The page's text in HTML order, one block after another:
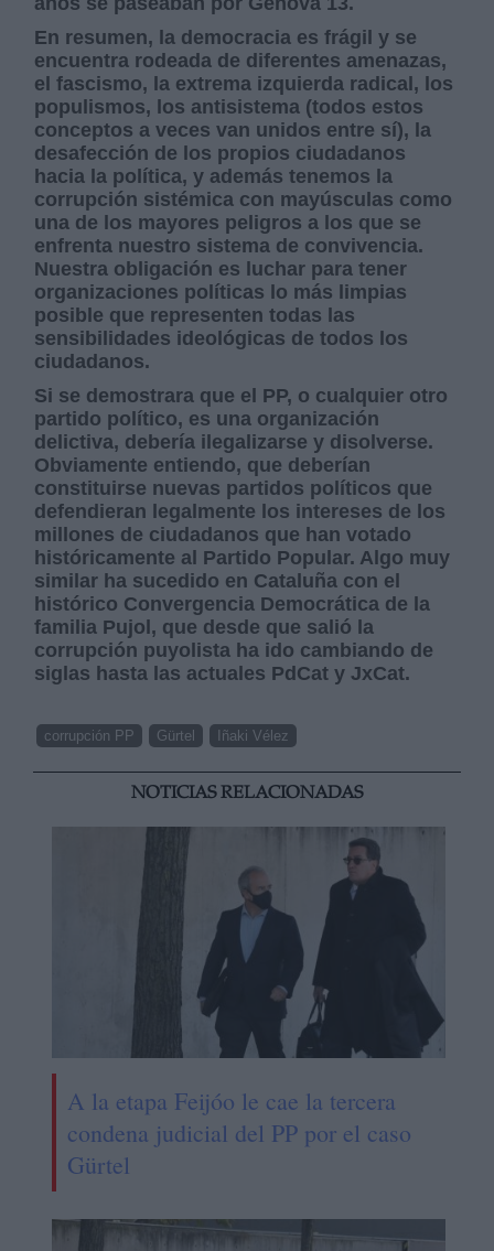
En resumen, la democracia es frágil y se
encuentra rodeada de diferentes amenazas,
el fascismo, la extrema izquierda radical, los
populismos, los antisistema (todos estos
conceptos a veces van unidos entre sí), la
desafección de los propios ciudadanos
hacia la política, y además tenemos la
corrupción sistémica con mayúsculas como
una de los mayores peligros a los que se
enfrenta nuestro sistema de convivencia.
Nuestra obligación es luchar para tener
organizaciones políticas lo más limpias
posible que representen todas las
sensibilidades ideológicas de todos los
ciudadanos.
Si se demostrara que el PP, o cualquier otro
partido político, es una organización
delictiva, debería ilegalizarse y disolverse.
Obviamente entiendo, que deberían
constituirse nuevas partidos políticos que
defendieran legalmente los intereses de los
millones de ciudadanos que han votado
históricamente al Partido Popular. Algo muy
similar ha sucedido en Cataluña con el
histórico Convergencia Democrática de la
familia Pujol, que desde que salió la
corrupción puyolista ha ido cambiando de
siglas hasta las actuales PdCat y JxCat.
corrupción PP Gürtel Iñaki Vélez
NOTICIAS RELACIONADAS
A la etapa Feijóo le cae la tercera
condena judicial del PP por el caso
Gürtel